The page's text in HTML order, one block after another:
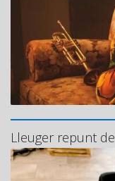
Lleuger repunt